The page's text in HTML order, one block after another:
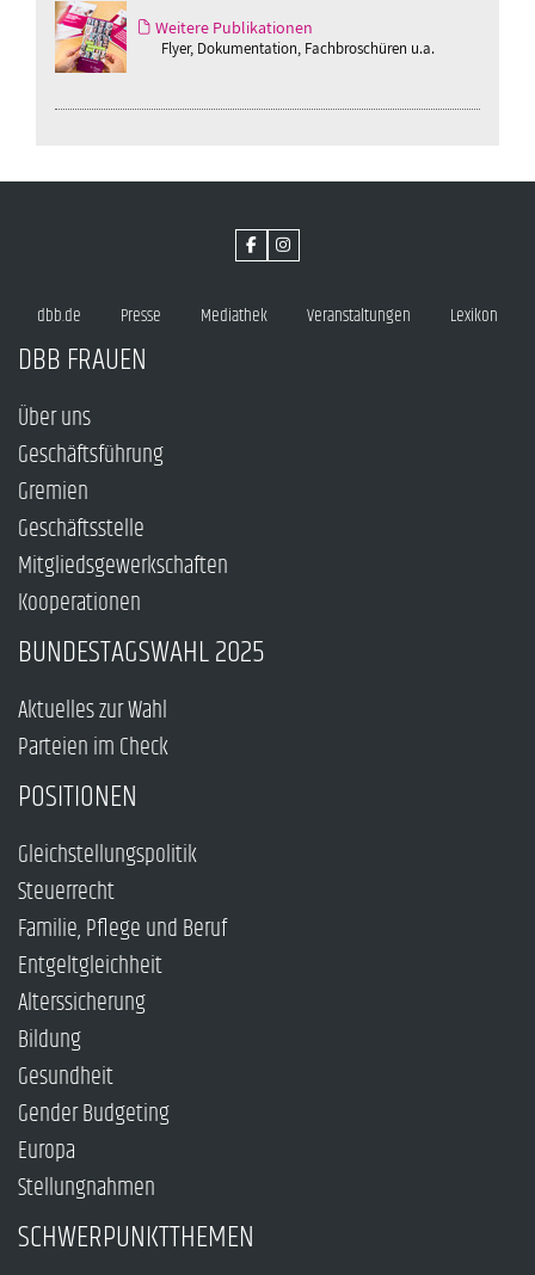
Weitere Publikationen
Flyer, Dokumentation, Fachbroschüren u.a.
dbb.de Presse Mediathek Veranstaltungen Lexikon
DBB FRAUEN
Über uns
Geschäftsführung
Gremien
Geschäftsstelle
Mitgliedsgewerkschaften
Kooperationen
BUNDESTAGSWAHL 2025
Aktuelles zur Wahl
Parteien im Check
POSITIONEN
Gleichstellungspolitik
Steuerrecht
Familie, Pflege und Beruf
Entgeltgleichheit
Alterssicherung
Bildung
Gesundheit
Gender Budgeting
Europa
Stellungnahmen
SCHWERPUNKTTHEMEN